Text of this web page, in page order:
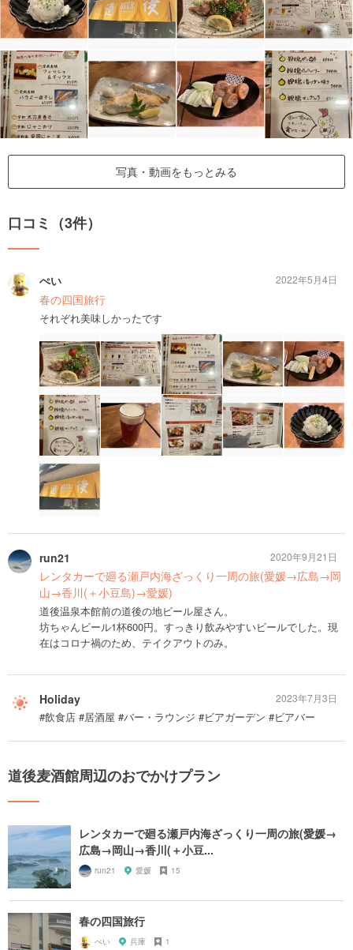
写真・動画をもっとみる
口コミ（3件）
ぺい
春の四国旅行
それぞれ美味しかったです
2022年5月4日
run21
レンタカーで廻る瀬戸内海ざっくり一周の旅(愛媛→広島→岡
山→香川(＋小豆島)→愛媛)
道後温泉本館前の道後の地ビール屋さん。
坊ちゃんビール1杯600円。すっきり飲みやすいビールでした。現
在はコロナ禍のため、テイクアウトのみ。
2020年9月21日
Holiday
#飲食店 #居酒屋 #バー・ラウンジ #ビアガーデン #ビアバー
2023年7月3日
道後麦酒館周辺のおでかけプラン
レンタカーで廻る瀬戸内海ざっくり一周の旅(愛媛→
広島→岡山→香川(＋小豆...
run21 愛媛 15
春の四国旅行
ぺい 兵庫 1